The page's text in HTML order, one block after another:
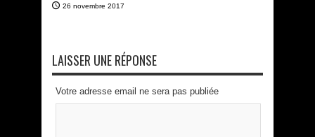
26 novembre 2017
LAISSER UNE RÉPONSE
Votre adresse email ne sera pas publiée